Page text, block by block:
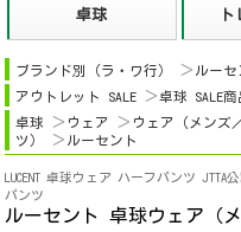
ブランド別（ラ・ワ行）
ルーセ
アウトレット SALE
卓球 SALE商
卓球
ウェア ウェア（メンズ
ツ）
ルーセント
LUCENT 卓球ウェア ハーフパンツ
パンツ
ルーセント 卓球ウェア（